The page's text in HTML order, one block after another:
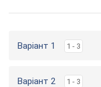
Варіант 1 1 - 3
Варіант 2 1 - 3